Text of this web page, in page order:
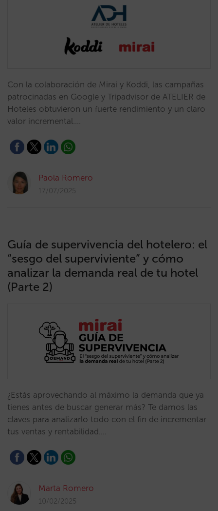
Con la colaboración de Mirai y Koddi, las campañas
patrocinadas en Google y Tripadvisor de ATELIER de
Hoteles obtuvieron un fuerte rendimiento y un claro
valor incremental.…
Paola Romero
17/07/2025
Guía de supervivencia del hotelero: el
“sesgo del superviviente” y cómo
analizar la demanda real de tu hotel
(Parte 2)
¿Estás aprovechando al máximo la demanda que ya
tienes antes de buscar generar más? Te damos las
claves para analizarlo todo con el fin de incrementar
tus ventas y rentabilidad.…
Marta Romero
10/02/2025